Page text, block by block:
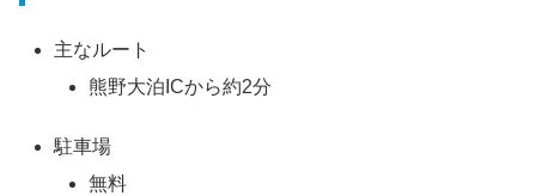
主なルート
熊野大泊ICから約2分
駐車場
無料